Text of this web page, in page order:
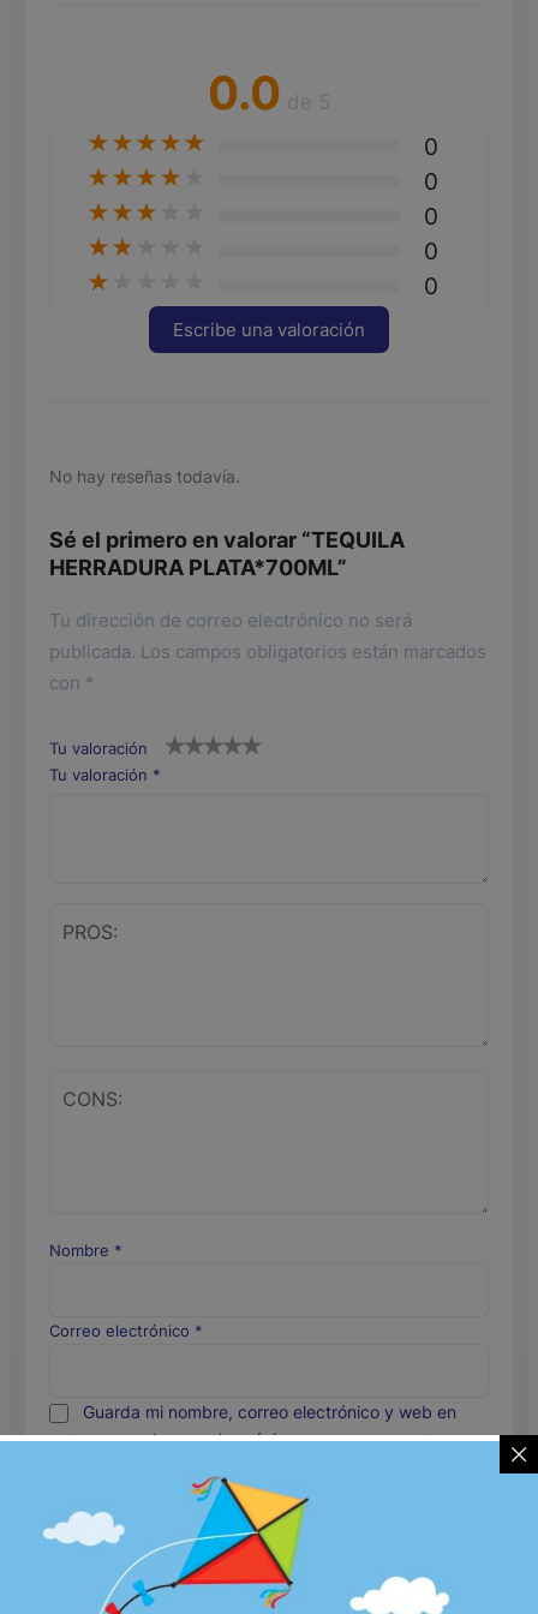
0.0
★★★★★ 0
★★★★ 0
★★★ 0
★★ 0
★ 0
Escribe una valoración
No hay reseñas todavía.
Sé el primero en valorar “TEQUILA
HERRADURA PLATA*700ML”
Tu dirección de correo electrónico no será
publicada. Los campos obligatorios están marcados
con *
Tu valoración
Tu valoración *
Nombre *
Correo electrónico *
Guarda mi nombre, correo electrónico y web en
este navegador para la próxima vez que comente.
Productos relacionados